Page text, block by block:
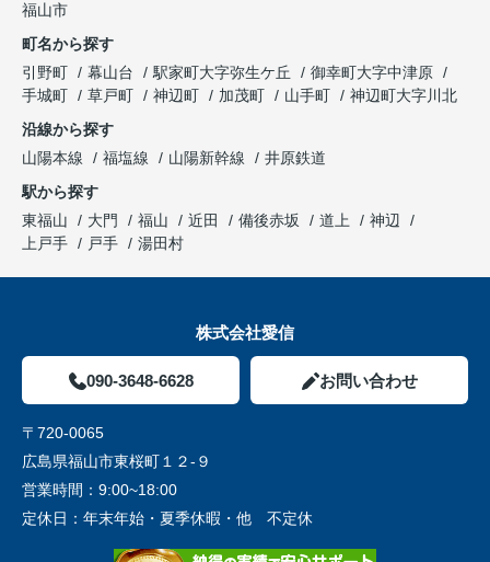
福山市
町名から探す
引野町
幕山台 駅家町大字弥生ケ丘
御幸町大字中津原
手城町
草戸町 神辺町 加茂町 山手町
神辺町大字川北
沿線から探す
山陽本線
福塩線 山陽新幹線
井原鉄道
駅から探す
東福山
大門 福山 近田 備後赤坂 道上
神辺
上戸手
戸手 湯田村
株式会社愛信
090-3648-6628 お問い合わせ
〒720-0065
広島県福山市東桜町１２-９
営業時間： 9:00~18:00
定休日： 年末年始・夏季休暇・他 不定休